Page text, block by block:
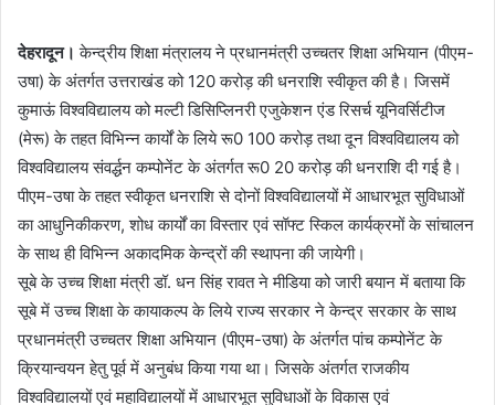
देहरादून। केन्द्रीय शिक्षा मंत्रालय ने प्रधानमंत्री उच्चतर शिक्षा अभियान (पीएम-
उषा) के अंतर्गत उत्तराखंड को 120 करोड़ की धनराशि स्वीकृत की है। जिसमें
कुमाऊं विश्वविद्यालय को मल्टी डिसिप्लिनरी एजुकेशन एंड रिसर्च यूनिवर्सिटीज
(मेरू) के तहत विभिन्न कार्यों के लिये रू0 100 करोड़ तथा दून विश्वविद्यालय को
विश्वविद्यालय संवर्द्धन कम्पोनेंट के अंतर्गत रू0 20 करोड़ की धनराशि दी गई है।
पीएम-उषा के तहत स्वीकृत धनराशि से दोनों विश्वविद्यालयों में आधारभूत सुविधाओं
का आधुनिकीकरण, शोध कार्यों का विस्तार एवं सॉफ्ट स्किल कार्यक्रमों के सांचालन
के साथ ही विभिन्न अकादमिक केन्द्रों की स्थापना की जायेगी।
सूबे के उच्च शिक्षा मंत्री डॉ. धन सिंह रावत ने मीडिया को जारी बयान में बताया कि
सूबे में उच्च शिक्षा के कायाकल्प के लिये राज्य सरकार ने केन्द्र सरकार के साथ
प्रधानमंत्री उच्चतर शिक्षा अभियान (पीएम-उषा) के अंतर्गत पांच कम्पोनेंट के
क्रियान्वयन हेतु पूर्व में अनुबंध किया गया था। जिसके अंतर्गत राजकीय
विश्वविद्यालयों एवं महाविद्यालयों में आधारभूत सुविधाओं के विकास एवं